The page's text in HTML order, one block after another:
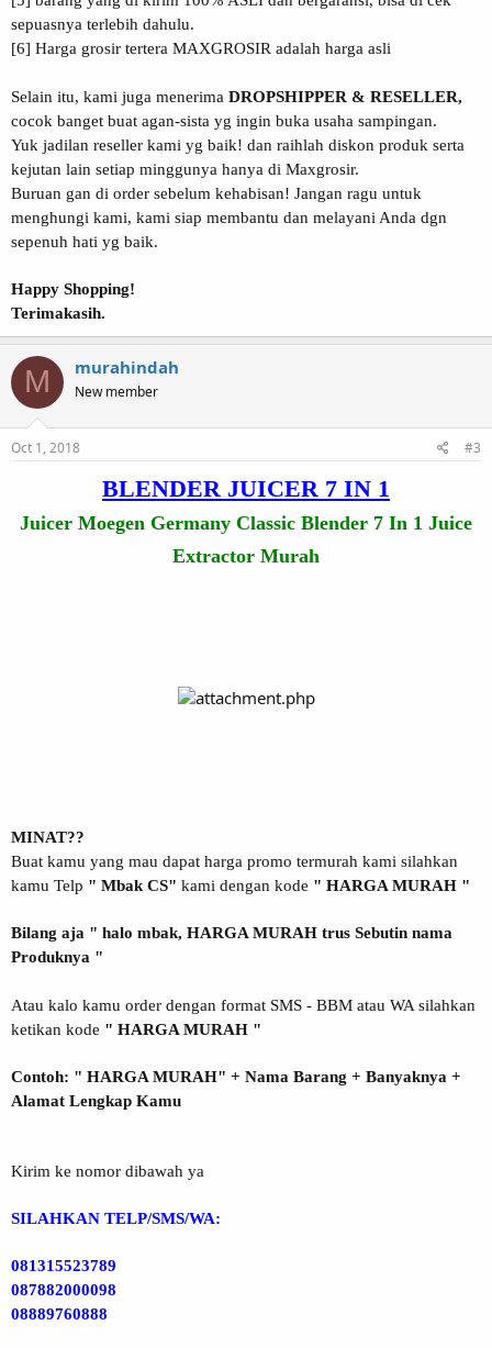
sepuasnya terlebih dahulu.
[6] Harga grosir tertera MAXGROSIR adalah harga asli
Selain itu, kami juga menerima DROPSHIPPER & RESELLER,
cocok banget buat agan-sista yg ingin buka usaha sampingan.
Yuk jadilan reseller kami yg baik! dan raihlah diskon produk serta
kejutan lain setiap minggunya hanya di Maxgrosir.
Buruan gan di order sebelum kehabisan! Jangan ragu untuk
menghungi kami, kami siap membantu dan melayani Anda dgn
sepenuh hati yg baik.
Happy Shopping!
Terimakasih.
M murahindah
New member
Oct 1, 2018 #3
BLENDER JUICER 7 IN 1
Juicer Moegen Germany Classic Blender 7 In 1 Juice
Extractor Murah
MINAT??
Buat kamu yang mau dapat harga promo termurah kami silahkan
kamu Telp " Mbak CS" kami dengan kode " HARGA MURAH "
Bilang aja " halo mbak, HARGA MURAH trus Sebutin nama
Produknya "
Atau kalo kamu order dengan format SMS - BBM atau WA silahkan
ketikan kode " HARGA MURAH "
Contoh: " HARGA MURAH" + Nama Barang + Banyaknya +
Alamat Lengkap Kamu
Kirim ke nomor dibawah ya
SILAHKAN TELP/SMS/WA:
081315523789
087882000098
08889760888